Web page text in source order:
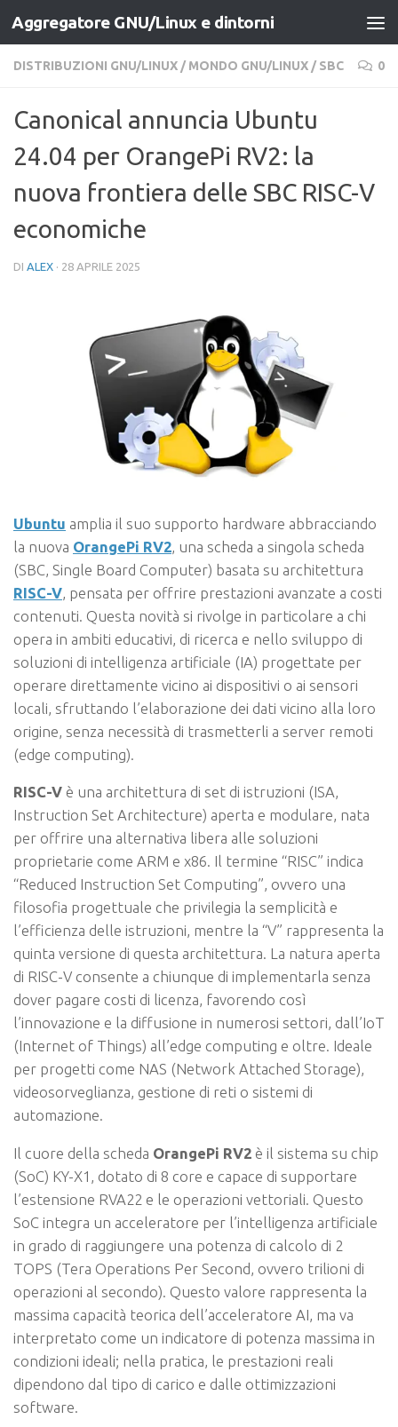
Salta al contenuto
Aggregatore GNU/Linux e dintorni
DISTRIBUZIONI GNU/LINUX / MONDO GNU/LINUX / SBC 0
Canonical annuncia Ubuntu
24.04 per OrangePi RV2: la
nuova frontiera delle SBC RISC-V
economiche
DI ALEX · 28 APRILE 2025
Ubuntu amplia il suo supporto hardware abbracciando
la nuova OrangePi RV2 , una scheda a singola scheda
(SBC, Single Board Computer) basata su architettura
RISC-V , pensata per offrire prestazioni avanzate a costi
contenuti. Questa novità si rivolge in particolare a chi
opera in ambiti educativi, di ricerca e nello sviluppo di
soluzioni di intelligenza artificiale (IA) progettate per
operare direttamente vicino ai dispositivi o ai sensori
locali, sfruttando l’elaborazione dei dati vicino alla loro
origine, senza necessità di trasmetterli a server remoti
(edge computing).
RISC-V è una architettura di set di istruzioni (ISA,
Instruction Set Architecture) aperta e modulare, nata
per offrire una alternativa libera alle soluzioni
proprietarie come ARM e x86. Il termine “RISC” indica
“Reduced Instruction Set Computing”, ovvero una
filosofia progettuale che privilegia la semplicità e
l’efficienza delle istruzioni, mentre la “V” rappresenta la
quinta versione di questa architettura. La natura aperta
di RISC-V consente a chiunque di implementarla senza
dover pagare costi di licenza, favorendo così
l’innovazione e la diffusione in numerosi settori, dall’IoT
(Internet of Things) all’edge computing e oltre. Ideale
per progetti come NAS (Network Attached Storage),
videosorveglianza, gestione di reti o sistemi di
automazione.
Il cuore della scheda OrangePi RV2 è il sistema su chip
(SoC) KY-X1, dotato di 8 core e capace di supportare
l’estensione RVA22 e le operazioni vettoriali. Questo
SoC integra un acceleratore per l’intelligenza artificiale
in grado di raggiungere una potenza di calcolo di 2
TOPS (Tera Operations Per Second, ovvero trilioni di
operazioni al secondo). Questo valore rappresenta la
massima capacità teorica dell’acceleratore AI, ma va
interpretato come un indicatore di potenza massima in
condizioni ideali; nella pratica, le prestazioni reali
dipendono dal tipo di carico e dalle ottimizzazioni
software.